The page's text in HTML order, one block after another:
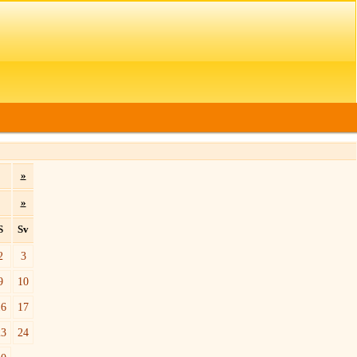
»
»
Sv
3
10
17
24